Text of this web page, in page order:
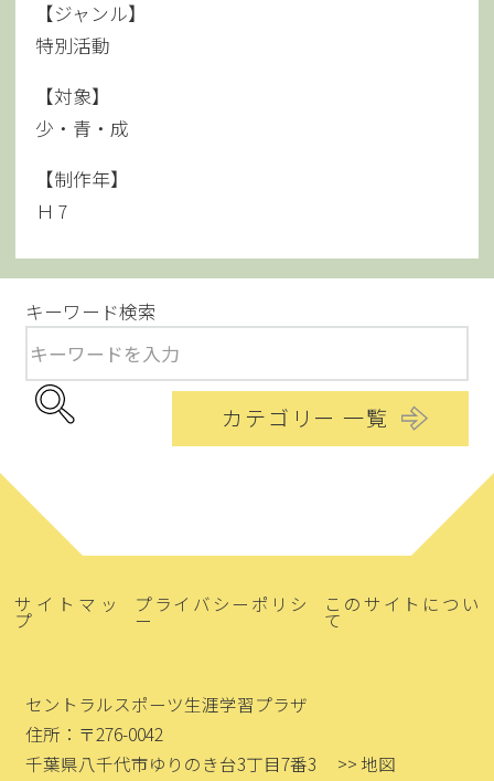
【ジャンル】
特別活動
【対象】
少・青・成
【制作年】
Ｈ 7
キーワード検索
カテゴリー 一覧
サイトマッ
プ
プライバシーポリシ
ー
このサイトについ
て
セントラルスポーツ生涯学習プラザ
住所：〒276-0042
千葉県八千代市ゆりのき台3丁目7番3
>> 地図